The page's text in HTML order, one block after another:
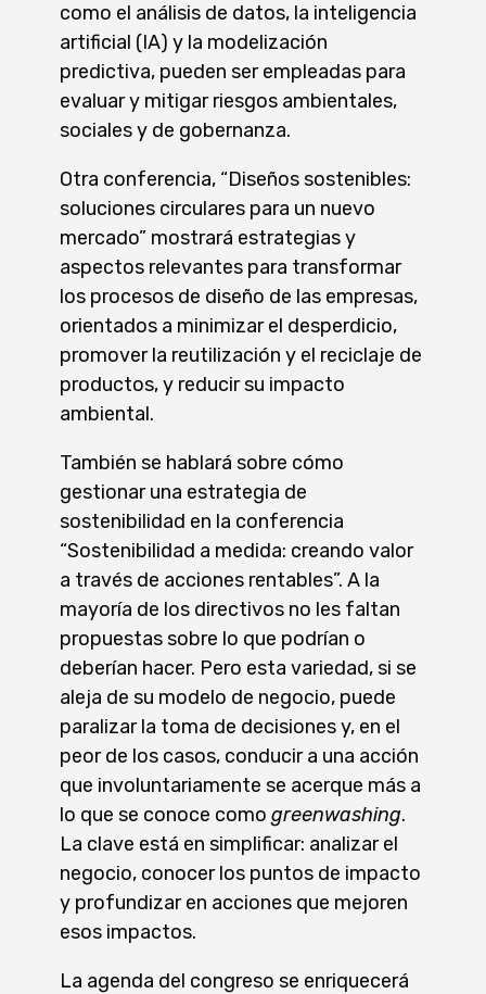
como el análisis de datos, la inteligencia
artificial (IA) y la modelización
predictiva, pueden ser empleadas para
evaluar y mitigar riesgos ambientales,
sociales y de gobernanza.
Otra conferencia, “Diseños sostenibles:
soluciones circulares para un nuevo
mercado” mostrará estrategias y
aspectos relevantes para transformar
los procesos de diseño de las empresas,
orientados a minimizar el desperdicio,
promover la reutilización y el reciclaje de
productos, y reducir su impacto
ambiental.
También se hablará sobre cómo
gestionar una estrategia de
sostenibilidad en la conferencia
“Sostenibilidad a medida: creando valor
a través de acciones rentables”. A la
mayoría de los directivos no les faltan
propuestas sobre lo que podrían o
deberían hacer. Pero esta variedad, si se
aleja de su modelo de negocio, puede
paralizar la toma de decisiones y, en el
peor de los casos, conducir a una acción
que involuntariamente se acerque más a
lo que se conoce como greenwashing.
La clave está en simplificar: analizar el
negocio, conocer los puntos de impacto
y profundizar en acciones que mejoren
esos impactos.
La agenda del congreso se enriquecerá